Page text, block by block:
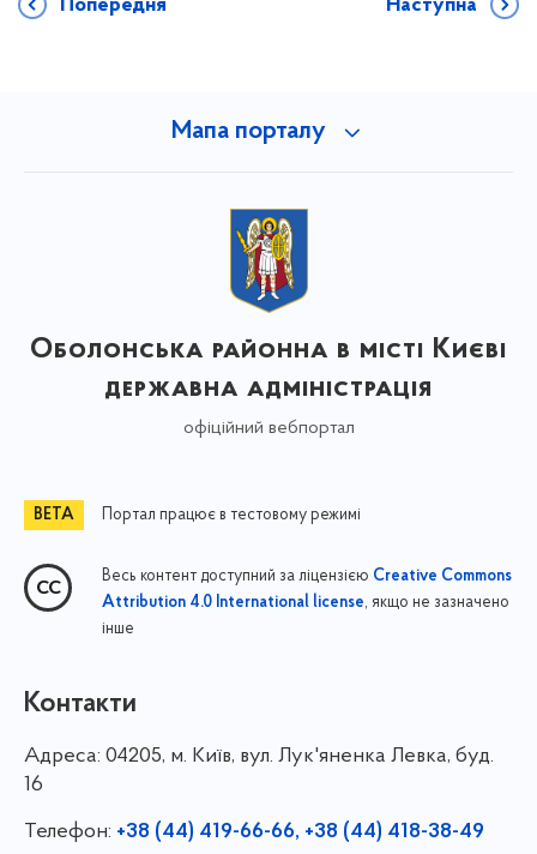
Попередня Наступна
Мапа порталу
Оболонська районна в місті Києві
державна адміністрація
офіційний вебпортал
Портал працює в тестовому режимі
Весь контент доступний за ліцензією Creative Commons
Attribution 4.0 International license, якщо не зазначено
інше
Контакти
Адреса: 04205, м. Київ, вул. Лук'яненка Левка, буд.
16
Телефон: +38 (44) 419-66-66, +38 (44) 418-38-49